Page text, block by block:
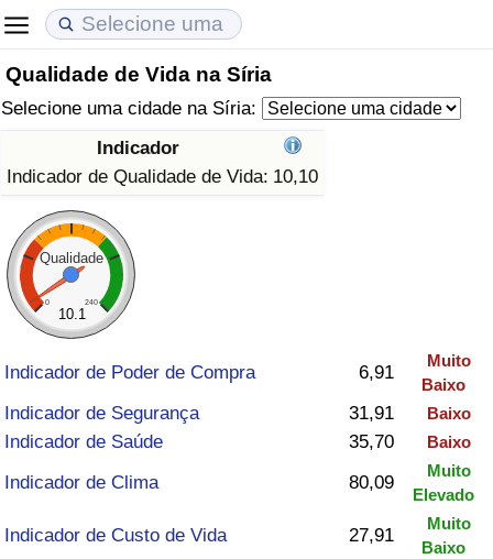
Qualidade de Vida na Síria
Selecione uma cidade na Síria:
Indicador
Indicador de Qualidade de Vida: 10,10
Qualidade
0 240
10.1
Indicador de Poder de Compra 6,91
Muito
Baixo
Indicador de Segurança 31,91 Baixo
Indicador de Saúde 35,70 Baixo
Indicador de Clima 80,09
Muito
Elevado
Indicador de Custo de Vida 27,91
Muito
Baixo
Custo de Vida
Indicador de Custo de Vida (Atual)
Indicador de Custo de Vida
Indicador de Custo de Vida Por País
em Aqaba
Preços de Imóveis
Indicador de Preços de Imóveis (Atual)
Indicador de Preços de Imóveis
Indicador de Preços de Imóveis por País
Qualidade de Vida
Indicador de Qualidade de Vida
Indicador de Qualidade de Vida (Atual)
Índice de qualidade de vida por país
Crime
Taxa do Indicador de Crime (Atual)
Indicador de Crime
Índice de criminalidade por país
Saúde